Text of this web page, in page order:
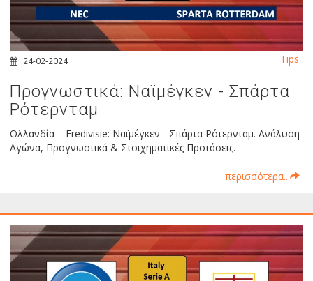
24-02-2024
Προγνωστικά: Ναϊμέγκεν - Σπάρτα
Ρότερνταμ
Ολλανδία – Eredivisie: Ναϊμέγκεν - Σπάρτα Ρότερνταμ. Ανάλυση
Αγώνα, Προγνωστικά & Στοιχηματικές Προτάσεις.
περισσότερα...
Tips